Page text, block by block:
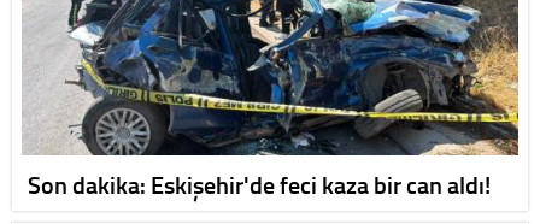
Son dakika: Eskişehir'de feci kaza bir can aldı!